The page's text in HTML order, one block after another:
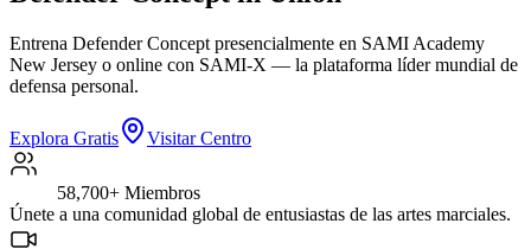
Entrena Defender Concept presencialmente en SAMI Academy
New Jersey o online con SAMI-X — la plataforma líder mundial de
defensa personal.
Explora Gratis Visitar Centro
58,700+ Miembros
Únete a una comunidad global de entusiastas de las artes marciales.